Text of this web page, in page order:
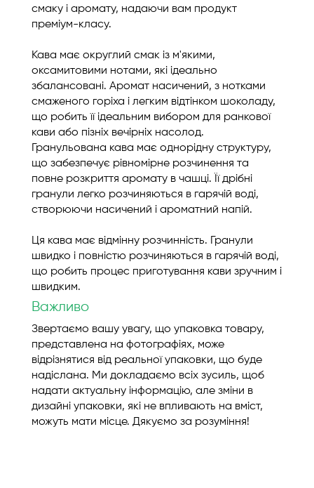
смаку і аромату, надаючи вам продукт
преміум-класу.
Кава має округлий смак із м'якими,
оксамитовими нотами, які ідеально
збалансовані. Аромат насичений, з нотками
смаженого горіха і легким відтінком шоколаду,
що робить її ідеальним вибором для ранкової
кави або пізніх вечірніх насолод.
Гранульована кава має однорідну структуру,
що забезпечує рівномірне розчинення та
повне розкриття аромату в чашці. Її дрібні
гранули легко розчиняються в гарячій воді,
створюючи насичений і ароматний напій.
Ця кава має відмінну розчинність. Гранули
швидко і повністю розчиняються в гарячій воді,
що робить процес приготування кави зручним і
швидким.
Важливо
Звертаємо вашу увагу, що упаковка товару,
представлена на фотографіях, може
відрізнятися від реальної упаковки, що буде
надіслана. Ми докладаємо всіх зусиль, щоб
надати актуальну інформацію, але зміни в
дизайні упаковки, які не впливають на вміст,
можуть мати місце. Дякуємо за розуміння!